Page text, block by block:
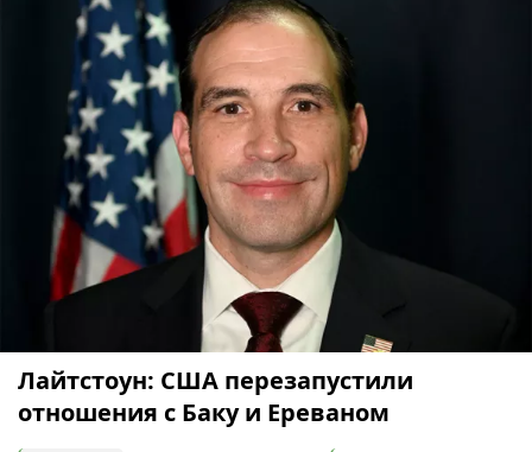
Лайтстоун: США перезапустили
отношения с Баку и Ереваном